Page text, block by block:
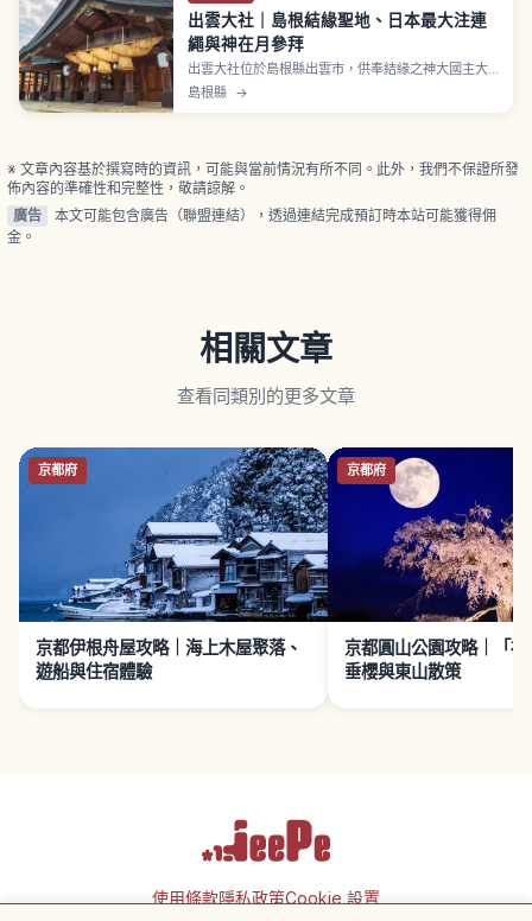
出雲大社｜島根結緣聖地、日本最大注連
繩與神在月參拜
出雲大社位於島根縣出雲市，供奉結緣之神大國主大
神，是日本最古老等級的神社之一。神樂殿日本最大
交通資訊。
島根縣 →
※ 文章內容基於撰寫時的資訊，可能與當前情況有所不同。此外，我們不保證所發
佈內容的準確性和完整性，敬請諒解。
廣告
本文可能包含廣告（聯盟連結），透過連結完成預訂時本站可能獲得佣
金。
相關文章
查看同類別的更多文章
京都府
京都伊根舟屋攻略｜海上木屋聚落、
遊船與住宿體驗
京都府
京都圓山公園攻略｜「
垂櫻與東山散策
使用條款隱私政策Cookie 設置